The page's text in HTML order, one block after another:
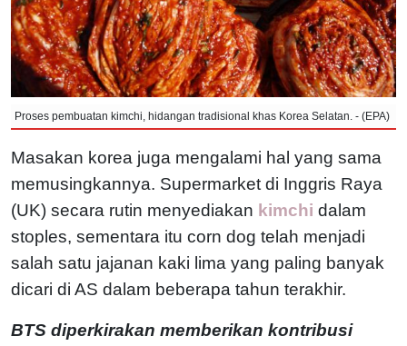
Proses pembuatan kimchi, hidangan tradisional khas Korea Selatan. - (EPA)
Masakan korea juga mengalami hal yang sama
memusingkannya. Supermarket di Inggris Raya
(UK) secara rutin menyediakan kimchi dalam
stoples, sementara itu corn dog telah menjadi
salah satu jajanan kaki lima yang paling banyak
dicari di AS dalam beberapa tahun terakhir.
BTS diperkirakan memberikan kontribusi